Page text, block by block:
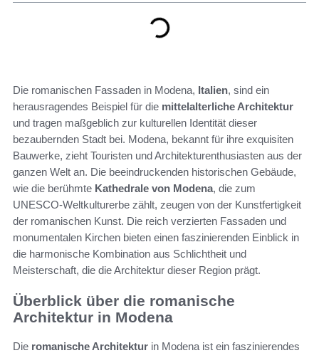
Die romanischen Fassaden in Modena, Italien, sind ein
herausragendes Beispiel für die mittelalterliche Architektur
und tragen maßgeblich zur kulturellen Identität dieser
bezaubernden Stadt bei. Modena, bekannt für ihre exquisiten
Bauwerke, zieht Touristen und Architekturenthusiasten aus der
ganzen Welt an. Die beeindruckenden historischen Gebäude,
wie die berühmte Kathedrale von Modena, die zum
UNESCO-Weltkulturerbe zählt, zeugen von der Kunstfertigkeit
der romanischen Kunst. Die reich verzierten Fassaden und
monumentalen Kirchen bieten einen faszinierenden Einblick in
die harmonische Kombination aus Schlichtheit und
Meisterschaft, die die Architektur dieser Region prägt.
Überblick über die romanische
Architektur in Modena
Die romanische Architektur in Modena ist ein faszinierendes